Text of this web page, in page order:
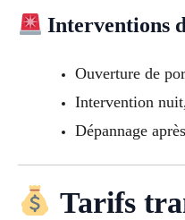
Interventions
Ouverture de
Intervention
Dépannage
Tarifs